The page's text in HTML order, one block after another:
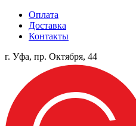
Оплата
Доставка
Контакты
г. Уфа, пр. Октября, 44